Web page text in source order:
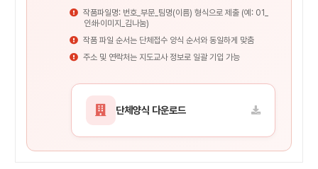
작품파일명: 번호_부문_팀명(이름) 형식으로 제출 (예: 01_
인쇄·이미지_김나눔)
작품 파일 순서는 단체접수 양식 순서와 동일하게 맞춤
주소 및 연락처는 지도교사 정보로 일괄 기입 가능
단체양식 다운로드